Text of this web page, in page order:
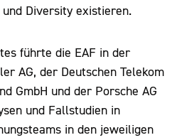
Diversity existieren.
führte die EAF in der
AG, der Deutschen Telekom
GmbH und der Porsche AG
und Fallstudien in
in den jeweiligen